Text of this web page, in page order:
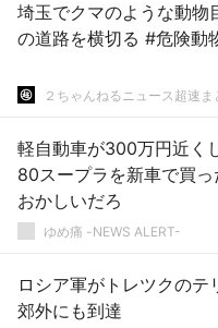
埼玉でクマのような動物
の道路を横切る #危険動
２ちゃんねるニュース超速ま
軽自動車が300万円近く
80スープラを新車で買
おかしいだろ
ゆめ痛 -NEWS ALERT-
ロシア軍がトレツクの
郊外にも到達